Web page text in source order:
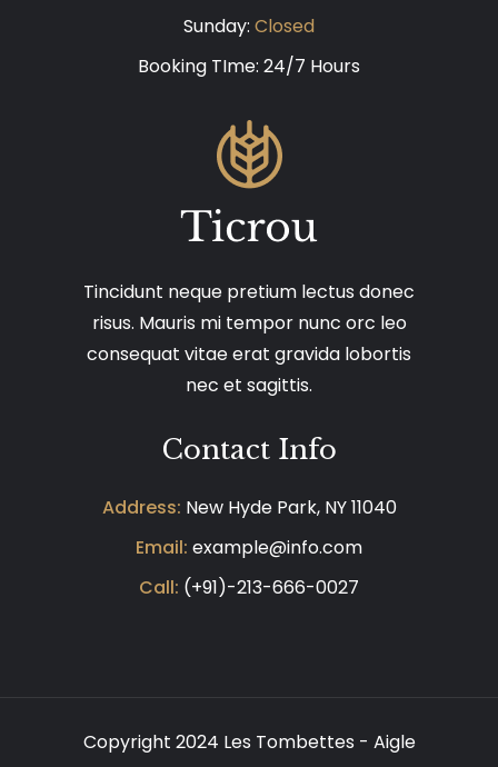
Sunday: Closed
Booking TIme: 24/7 Hours
Tincidunt neque pretium lectus donec
risus. Mauris mi tempor nunc orc leo
consequat vitae erat gravida lobortis
nec et sagittis.
Contact Info
Address: New Hyde Park, NY 11040
Email: example@info.com
Call: (+91)-213-666-0027
Copyright 2024 Les Tombettes - Aigle